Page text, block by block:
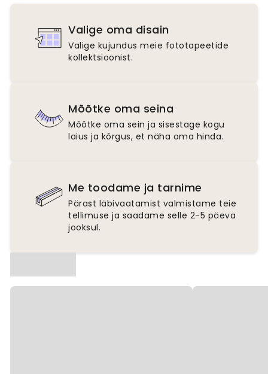
Valige oma disain
Valige kujundus meie fototapeetide
kollektsioonist.
Mõõtke oma seina
Mõõtke oma sein ja sisestage kogu
laius ja kõrgus, et näha oma hinda.
Me toodame ja tarnime
Pärast läbivaatamist valmistame teie
tellimuse ja saadame selle 2-5 päeva
jooksul.